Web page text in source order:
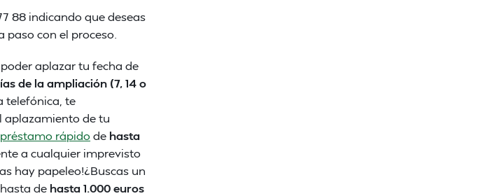
88 indicando que deseas
con el proceso.
aplazar tu fecha de
de la ampliación (7, 14 o
telefónica, te
aplazamiento de tu
préstamo rápido de hasta
a cualquier imprevisto
hay papeleo!¿Buscas un
de hasta 1.000 euros